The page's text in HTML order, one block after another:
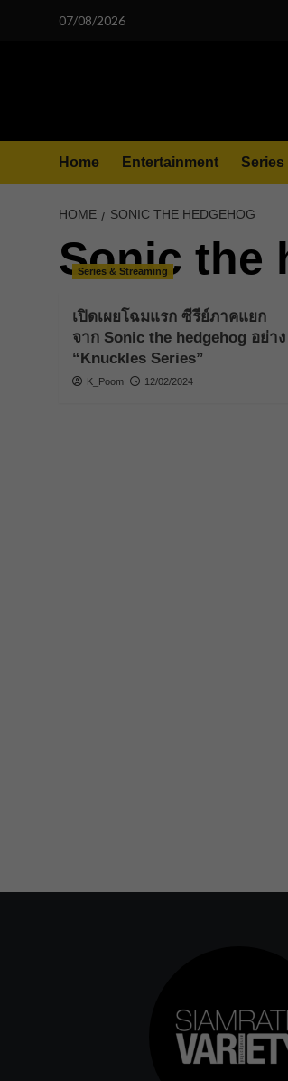
07/08/2026
Home Entertainment Series
HOME SONIC THE HEDGEHOG
Sonic the
Series & Streaming
เปิดเผยโฉมแรก ซีรีย์ภาคแยก
จาก Sonic the hedgehog อย่าง
“Knuckles Series”
K_Poom 12/02/2024